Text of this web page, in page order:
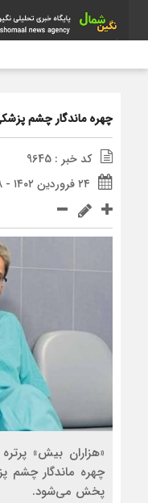
چهره ماندگار چشم
کد خبر : 9645
۲۴ فروردین ۱۴۰۲ - ۹:۱۸
«هزاران بیش»
چهره ماندگار چشم
پخش می‌شود.